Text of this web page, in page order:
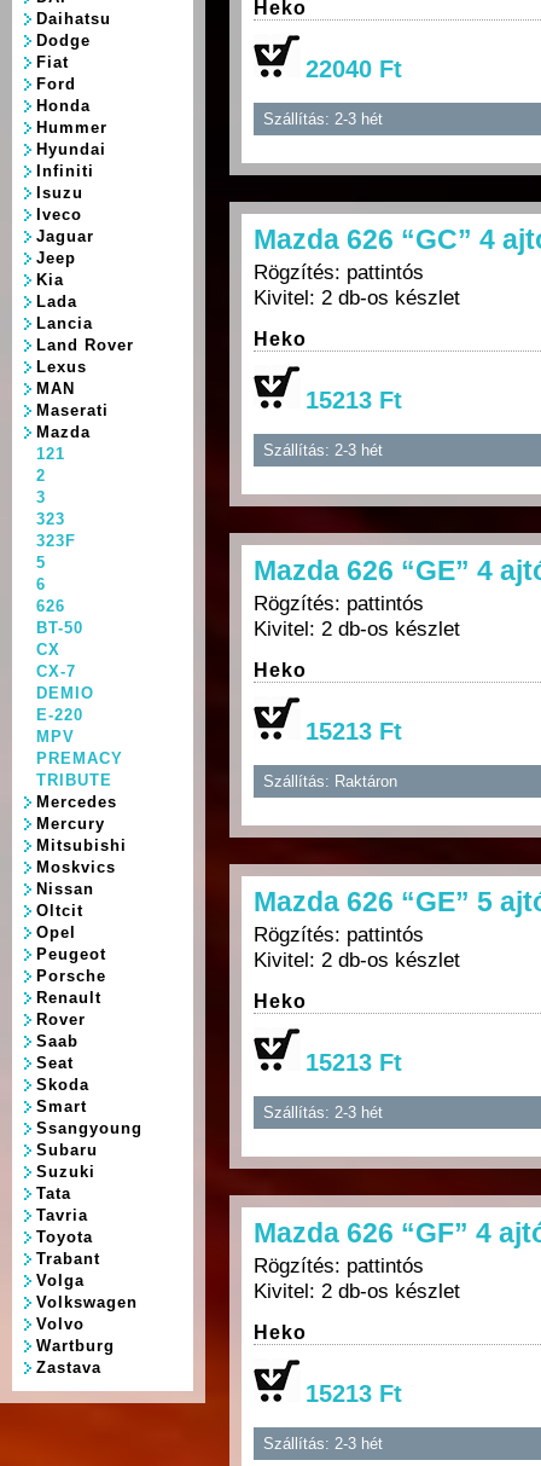
Daihatsu
Dodge
Fiat
Ford
Honda
Hummer
Hyundai
Infiniti
Isuzu
Iveco
Jaguar
Jeep
Kia
Lada
Lancia
Land Rover
Lexus
MAN
Maserati
Mazda
121
2
3
323
323F
5
6
626
BT-50
CX
CX-7
DEMIO
E-220
MPV
PREMACY
TRIBUTE
Mercedes
Mercury
Mitsubishi
Moskvics
Nissan
Oltcit
Opel
Peugeot
Porsche
Renault
Rover
Saab
Seat
Skoda
Smart
Ssangyoung
Subaru
Suzuki
Tata
Tavria
Toyota
Trabant
Volga
Volkswagen
Volvo
Wartburg
Zastava
Heko
22040 Ft
Szállítás: 2-3 hét
Mazda 626 “GC” 4
Rögzítés: pattintós
Kivitel: 2 db-os készlet
Heko
15213 Ft
Szállítás: 2-3 hét
Mazda 626 “GE” 4
Rögzítés: pattintós
Kivitel: 2 db-os készlet
Heko
15213 Ft
Szállítás: Raktáron
Mazda 626 “GE” 5
Rögzítés: pattintós
Kivitel: 2 db-os készlet
Heko
15213 Ft
Szállítás: 2-3 hét
Mazda 626 “GF” 4
Rögzítés: pattintós
Kivitel: 2 db-os készlet
Heko
15213 Ft
Szállítás: 2-3 hét